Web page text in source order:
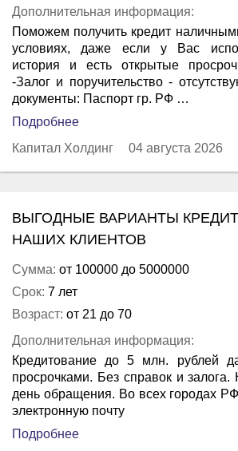
Дополнительная информация:
Поможем получить кредит
условиях, даже если у Вас
история и есть открытые
-Залог и поручительство -
документы: Паспорт гр. РФ …
Подробнее
Капитал Холдинг
04 августа 2026
ВЫГОДНЫЕ ВАРИАНТЫ
НАШИХ КЛИЕНТОВ
Сумма: от 100000 до 5000000
Срок: 7 лет
Возраст: от 21 до 70
Дополнительная информация:
Кредитование до 5 млн. рублей
просрочками. Без справок и залога.
день обращения. Во всех городах
электронную почту
Подробнее